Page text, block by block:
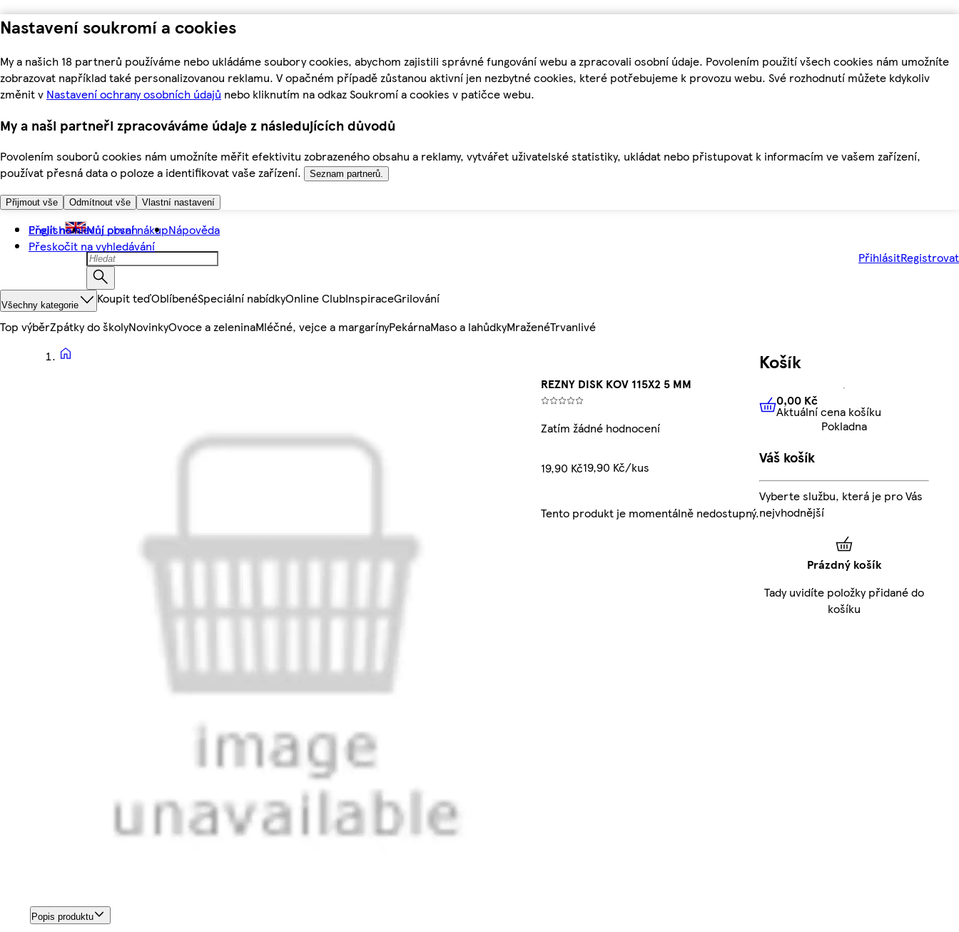
Nastavení soukromí a cookies
My a našich 18 partnerů používáme nebo ukládáme soubory cookies, abychom zajistili správné fungování webu a zpracovali osobní údaje. Povolením použití všech cookies nám umožníte
zobrazovat například také personalizovanou reklamu. V opačném případě zůstanou aktivní jen nezbytné cookies, které potřebujeme k provozu webu. Své rozhodnutí můžete kdykoliv
změnit v Nastavení ochrany osobních údajů nebo kliknutím na odkaz Soukromí a cookies v patičce webu.
My a naši partneři zpracováváme údaje z následujících důvodů
Povolením souborů cookies nám umožníte měřit efektivitu zobrazeného obsahu a reklamy, vytvářet uživatelské statistiky, ukládat nebo přistupovat k informacím ve vašem zařízení,
používat přesná data o poloze a identifikovat vaše zařízení.
Seznam partnerů.
Přijmout vše Odmítnout vše Vlastní nastavení
Přejít na hlavní obsah
Přeskočit na vyhledávání
English Můj první nákupNápověda
PřihlásitRegistrovat
Všechny kategorie Koupit teďOblíbenéSpeciální nabídkyOnline ClubInspiraceGrilování
Top výběrZpátky do školyNovinkyOvoce a zeleninaMléčné, vejce a margarínyPekárnaMaso a lahůdkyMraženéTrvanlivé
REZNY DISK KOV 115X2 5 MM
Zatím žádné hodnocení
19,90 Kč19,90 Kč/kus
Tento produkt je momentálně nedostupný.
Popis produktu
Košík
0,00 KčAktuální cena košíku
0,00 Kč
Aktuální cena košíku
Pokladna
Váš košík
Vyberte službu, která je pro Vás
nejvhodnější
Prázdný košík
Tady uvidíte položky přidané do
košíku